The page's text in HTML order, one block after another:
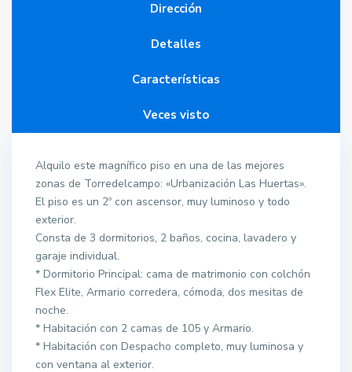
Dirección
Detalles
Características
Veces visto
Alquilo este magnífico piso en una de las mejores
zonas de Torredelcampo: «Urbanización Las Huertas».
El piso es un 2º con ascensor, muy luminoso y todo
exterior.
Consta de 3 dormitorios, 2 baños, cocina, lavadero y
garaje individual.
* Dormitorio Principal: cama de matrimonio con colchón
Flex Elite, Armario corredera, cómoda, dos mesitas de
noche.
* Habitación con 2 camas de 105 y Armario.
* Habitación con Despacho completo, muy luminosa y
con ventana al exterior.